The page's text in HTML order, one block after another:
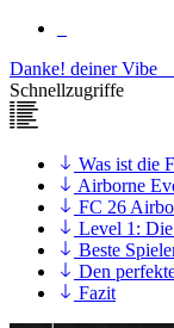
Danke! deinerVibe
Schnellzugriffe
Was ist die
Airborne
FC 26
Level 1:
Beste
Den
Fazit